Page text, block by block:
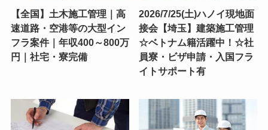
【全国】土木施工管理｜高
速道路・空港等の大型イン
フラ案件｜年収400～800万
円｜社宅・寮完備
2026/7/25(土)ハノイ現地面
接会【埼玉】建築施工管理
☆ベトナム籍活躍中！☆社
員寮・ビザ申請・入国フラ
イトサポート有